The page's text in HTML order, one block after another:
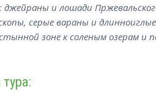
джейраны и лошади
серые вараны и
зоне к соленым озерам